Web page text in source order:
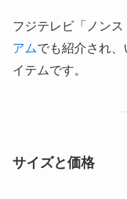
フジテレビ「ノン
アムでも紹介され
イテムです。
サイズと価格